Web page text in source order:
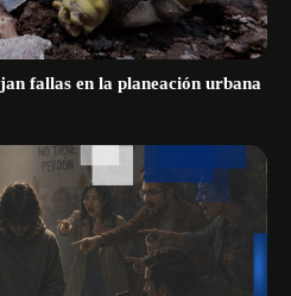
fallas en la planeación urbana